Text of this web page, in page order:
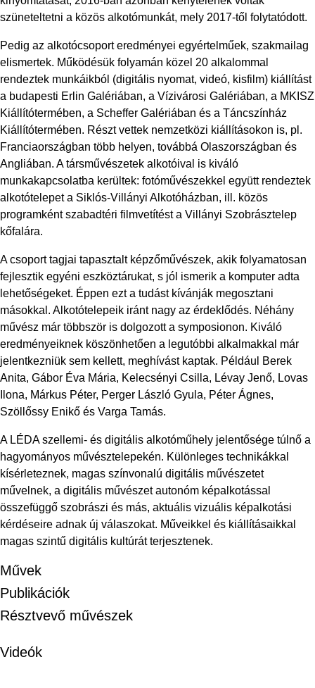
szüneteltetni a közös alkotómunkát, mely 2017-től folytatódott.
Pedig az alkotócsoport eredményei egyértelműek, szakmailag
elismertek. Működésük folyamán közel 20 alkalommal
rendeztek munkáikból (digitális nyomat, videó, kisfilm) kiállítást
a budapesti Erlin Galériában, a Vízivárosi Galériában, a MKISZ
Kiállítótermében, a Scheffer Galériában és a Táncszínház
Kiállítótermében. Részt vettek nemzetközi kiállításokon is, pl.
Franciaországban több helyen, továbbá Olaszországban és
Angliában. A társművészetek alkotóival is kiváló
munkakapcsolatba kerültek: fotóművészekkel együtt rendeztek
alkotótelepet a Siklós-Villányi Alkotóházban, ill. közös
programként szabadtéri filmvetítést a Villányi Szobrásztelep
kőfalára.
A csoport tagjai tapasztalt képzőművészek, akik folyamatosan
fejlesztik egyéni eszköztárukat, s jól ismerik a komputer adta
lehetőségeket. Éppen ezt a tudást kívánják megosztani
másokkal. Alkotótelepeik iránt nagy az érdeklődés. Néhány
művész már többször is dolgozott a symposionon. Kiváló
eredményeiknek köszönhetően a legutóbbi alkalmakkal már
jelentkezniük sem kellett, meghívást kaptak. Például Berek
Anita, Gábor Éva Mária, Kelecsényi Csilla, Lévay Jenő, Lovas
Ilona, Márkus Péter, Perger László Gyula, Péter Ágnes,
Szöllőssy Enikő és Varga Tamás.
A LÉDA szellemi- és digitális alkotóműhely jelentősége túlnő a
hagyományos művésztelepekén. Különleges technikákkal
kísérleteznek, magas színvonalú digitális művészetet
művelnek, a digitális művészet autonóm képalkotással
összefüggő szobrászi és más, aktuális vizuális képalkotási
kérdéseire adnak új válaszokat. Műveikkel és kiállításaikkal
magas szintű digitális kultúrát terjesztenek.
Művek
Publikációk
Résztvevő művészek
Videók